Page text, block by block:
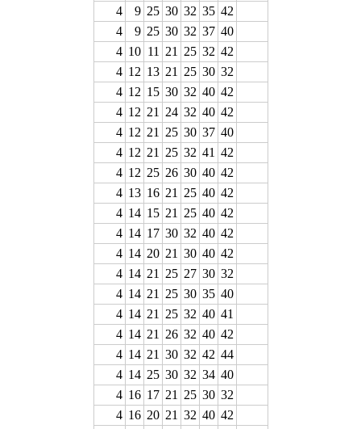
4
9 25 30 32 35 42
4
9 25 30 32 37 40
4 10 11 21 25 32 42
4 12 13 21 25 30 32
4 12 15 30 32 40 42
4 12 21 24 32 40 42
4 12 21 25 30 37 40
4 12 21 25 32 41 42
4 12 25 26 30 40 42
4 13 16 21 25 40 42
4 14 15 21 25 40 42
4 14 17 30 32 40 42
4 14 20 21 30 40 42
4 14 21 25 27 30 32
4 14 21 25 30 35 40
4 14 21 25 32 40 41
4 14 21 26 32 40 42
4 14 21 30 32 42 44
4 14 25 30 32 34 40
4 16 17 21 25 30 32
4 16 20 21 32 40 42